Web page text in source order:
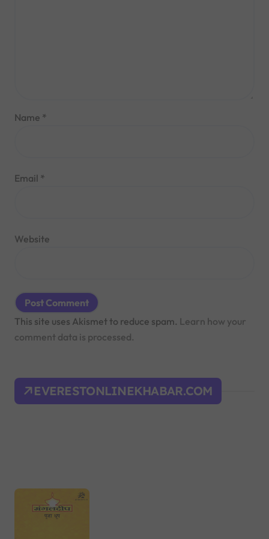
Name *
Email *
Website
This site uses Akismet to reduce spam. Learn how your
comment data is processed.
EVERESTONLINEKHABAR.COM